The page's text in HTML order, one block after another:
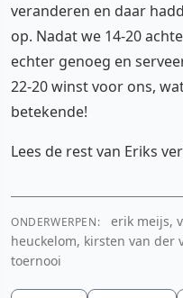
veranderen en daar
op. Nadat we 14-20
echter genoeg en
22-20 winst voor ons,
betekende!
Lees de rest van Eriks
ONDERWERPEN:
erik meijs,
heuckelom, kirsten van der
toernooi